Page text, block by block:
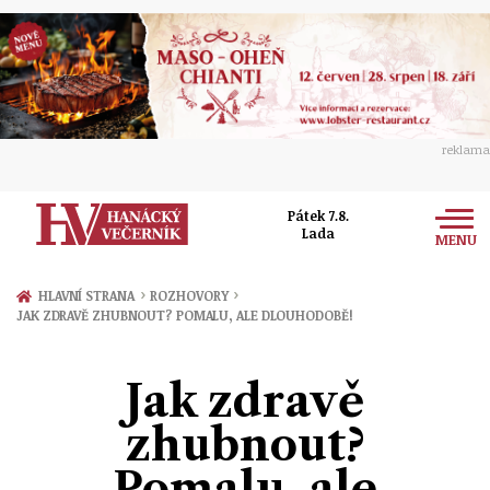
reklama
Pátek 7.8.
Lada
MENU
Zprávy
Společnost
HLAVNÍ STRANA › ROZHOVORY ›
JAK ZDRAVĚ ZHUBNOUT? POMALU, ALE DLOUHODOBĚ!
Jak zdravě
zhubnout?